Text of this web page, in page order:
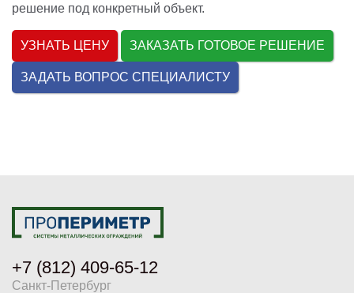
решение под конкретный объект.
УЗНАТЬ ЦЕНУ ЗАКАЗАТЬ ГОТОВОЕ РЕШЕНИЕ
ЗАДАТЬ ВОПРОС СПЕЦИАЛИСТУ
+7 (812) 409-65-12
Санкт-Петербург